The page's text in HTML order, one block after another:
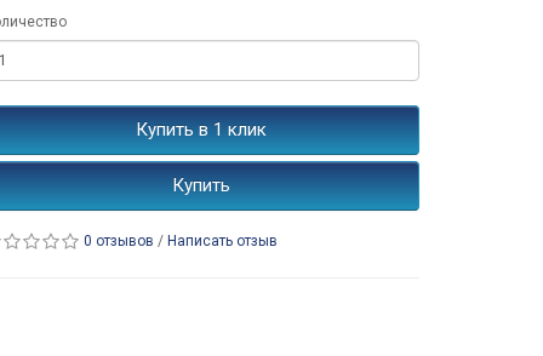
Купить в 1 клик
Купить
0 отзывов / Написать отзыв